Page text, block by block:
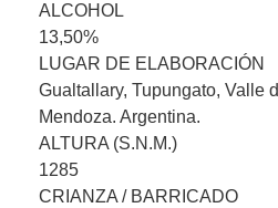
ALCOHOL
13,50%
LUGAR DE ELABORACIÓN
Gualtallary, Tupungato, Valle
Mendoza. Argentina.
ALTURA (S.N.M.)
1285
CRIANZA / BARRICADO